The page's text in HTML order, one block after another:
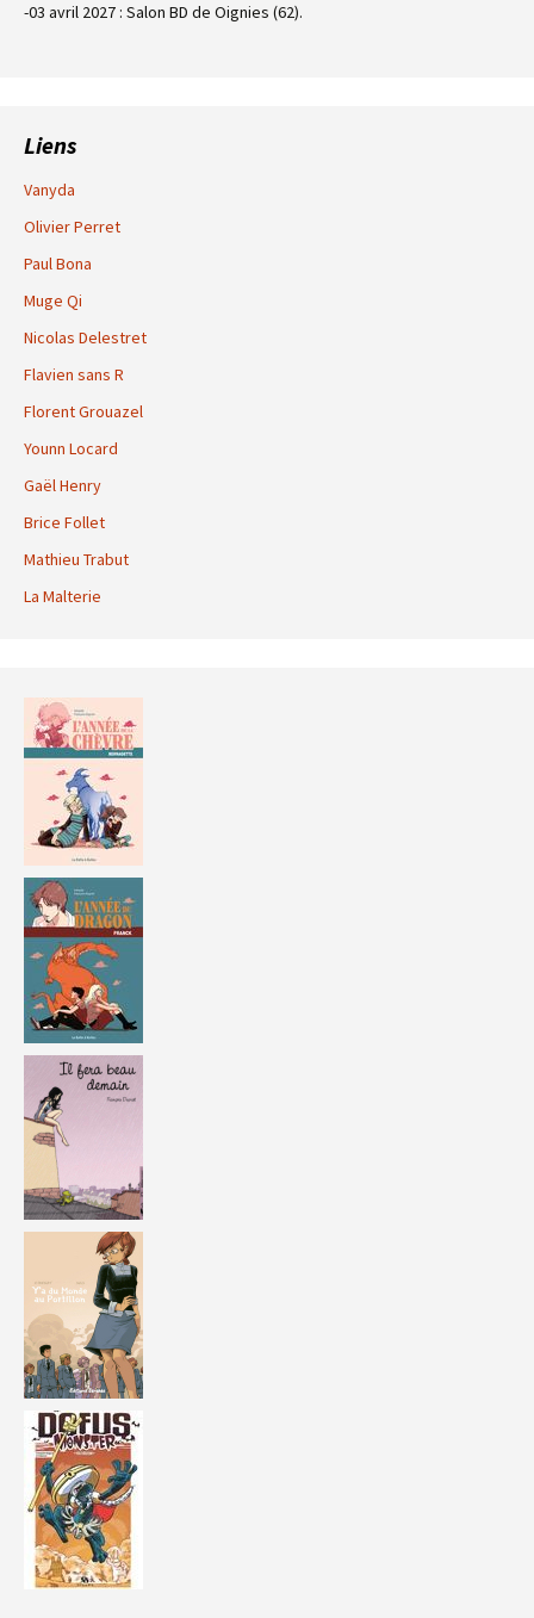
-03 avril 2027 : Salon BD de Oignies (62).
Liens
Vanyda
Olivier Perret
Paul Bona
Muge Qi
Nicolas Delestret
Flavien sans R
Florent Grouazel
Younn Locard
Gaël Henry
Brice Follet
Mathieu Trabut
La Malterie